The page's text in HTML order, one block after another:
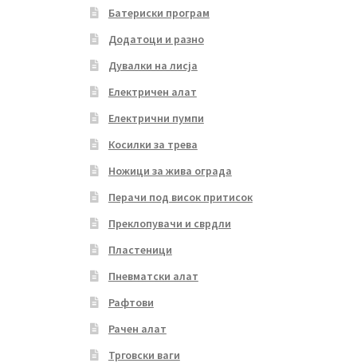
Батериски програм
Додатоци и разно
Дувалки на лисја
Електричен алат
Електрични пумпи
Косилки за трева
Ножици за жива ограда
Перачи под висок притисок
Преклопувачи и сврдли
Пластеници
Пневматски алат
Рафтови
Рачен алат
Трговски ваги